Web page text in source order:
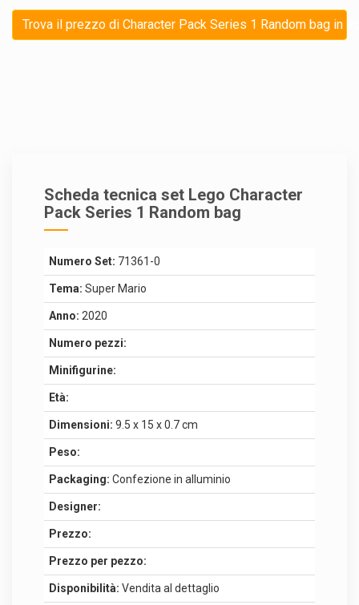
Trova il prezzo di Character Pack Series 1 Random bag in
Scheda tecnica set Lego Character
Pack Series 1 Random bag
Numero Set: 71361-0
Tema: Super Mario
Anno: 2020
Numero pezzi:
Minifigurine:
Età:
Dimensioni: 9.5 x 15 x 0.7 cm
Peso:
Packaging: Confezione in alluminio
Designer:
Prezzo:
Prezzo per pezzo:
Disponibilità: Vendita al dettaglio